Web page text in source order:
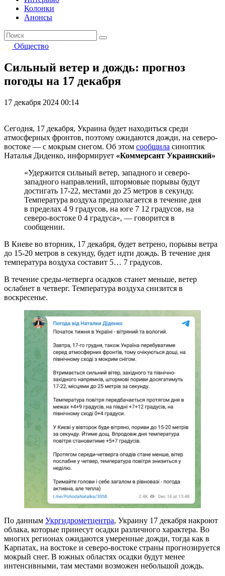
Колонки
Анонсы
Общество
Сильный ветер и дождь: прогноз
погоды на 17 декабря
17 декабря 2024 00:14
Сегодня, 17 декабря, Украина будет находиться среди
атмосферных фронтов, поэтому ожидаются дожди, на северо-
востоке — с мокрым снегом. Об этом сообщила синоптик
Наталья Диденко, информирует «Коммерсант Украинский»
«Удержится сильный ветер, западного и северо-
западного направлений, штормовые порывы будут
достигать 17-22, местами до 25 метров в секунду.
Температура воздуха предполагается в течение дня
в пределах 4 9 градусов, на юге 7 12 градусов, на
северо-востоке 0 4 градуса», — говорится в
сообщении.
В Киеве во вторник, 17 декабря, будет ветрено, порывы ветра
до 15-20 метров в секунду, будет идти дождь. В течение дня
температура воздуха составит 5… 7 градусов.
В течение среды-четверга осадков станет меньше, ветер
ослабнет в четверг. Температура воздуха снизится в
воскресенье.
По данным Укргидрометцентра, Украину 17 декабря накроют
облака, которые принесут осадки различного характера. Во
многих регионах ожидаются умеренные дожди, тогда как в
Карпатах, на востоке и северо-востоке страны прогнозируется
мокрый снег. В южных областях осадки будут менее
интенсивными, там местами возможен небольшой дождь.